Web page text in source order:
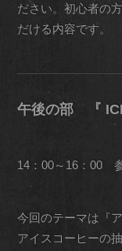
ださい。初心者の
だける内容です。
午後の部 『
14：00～16：
今回のテーマは『
アイスコーヒーの